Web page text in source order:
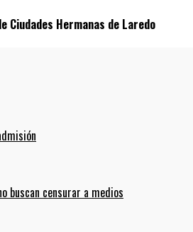
Ciudades Hermanas de Laredo
buscan censurar a medios